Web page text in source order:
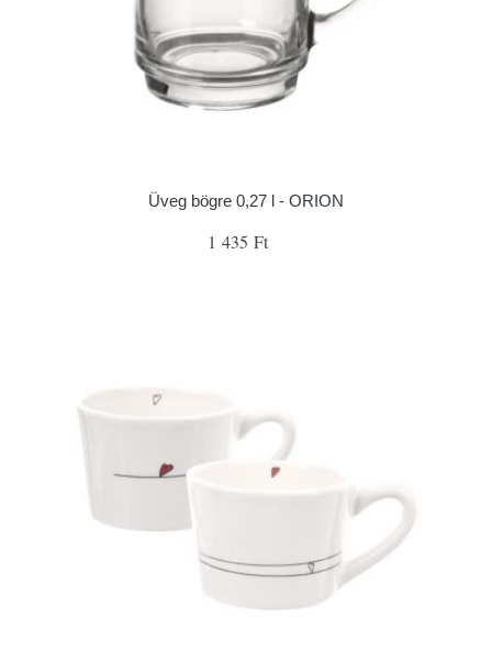
Üveg bögre 0,27 l - ORION
1 435 Ft